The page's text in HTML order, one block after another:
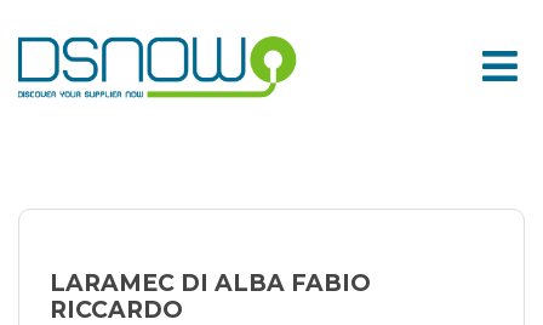
to
content
LARAMEC DI ALBA FABIO
RICCARDO